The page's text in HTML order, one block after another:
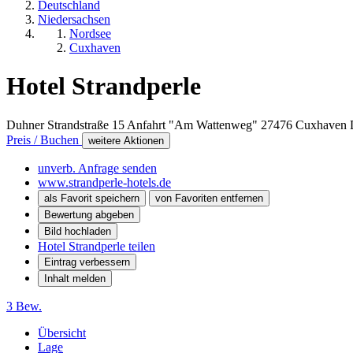
Deutschland
Niedersachsen
Nordsee
Cuxhaven
Hotel Strandperle
Duhner Strandstraße 15 Anfahrt "Am Wattenweg" 27476 Cuxhaven
Preis / Buchen
weitere Aktionen
unverb. Anfrage senden
www.strandperle-hotels.de
als Favorit speichern
von Favoriten entfernen
Bewertung abgeben
Bild hochladen
Hotel Strandperle teilen
Eintrag verbessern
Inhalt melden
3 Bew.
Übersicht
Lage